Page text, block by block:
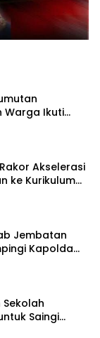
Warga Ikuti
Gratis
Akselerasi
ke Kurikulum
Jembatan
Kapolda
Sekolah
Saingi